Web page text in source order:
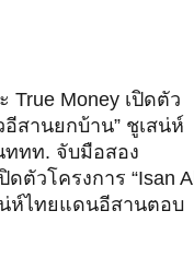
Money เปิดตัว
อีสานยกบ้าน” ชูเสน่ห์
ททท. จับมือสอง
ตัวโครงการ “Isan All
น่ห์ไทยแดนอีสานตอบ